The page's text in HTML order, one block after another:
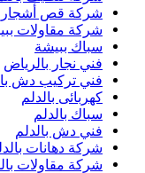
شركة قص أشجار
شركة مقاولات
سباك ببيشة
فني نجار بالرياض
فني تركيب دش
كهربائى بالدلم
سباك بالدلم
فني دش بالدلم
شركة دهانات
شركة مقاولات